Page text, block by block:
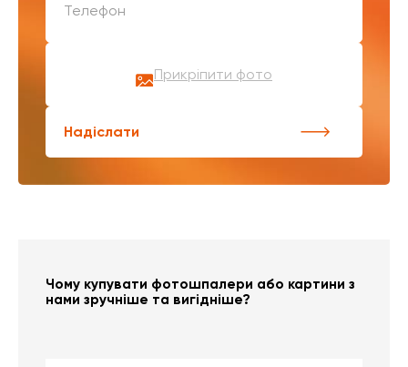
Прикріпити фото
Надіслати
Чому купувати фотошпалери або картини з
нами зручніше та вигідніше?